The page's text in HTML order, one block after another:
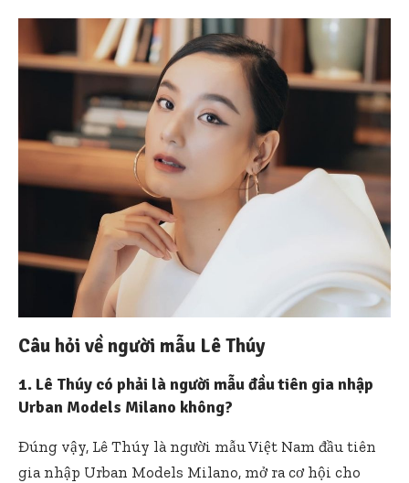
Câu hỏi về người mẫu Lê Thúy
1. Lê Thúy có phải là người mẫu đầu tiên gia nhập
Urban Models Milano không?
Đúng vậy, Lê Thúy là người mẫu Việt Nam đầu tiên
gia nhập Urban Models Milano, mở ra cơ hội cho